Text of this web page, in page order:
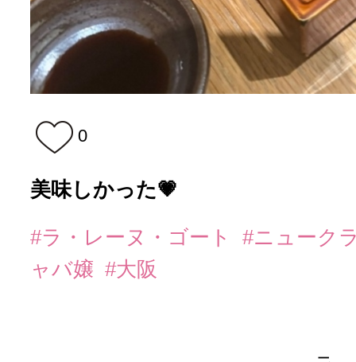
0
美味しかった💗
#ラ・レーヌ・ゴート
#ニューク
ャバ嬢 #大阪